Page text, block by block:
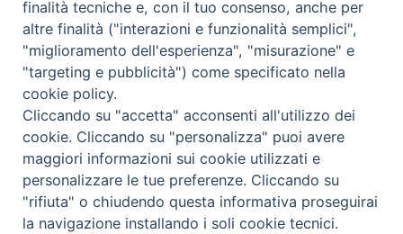
via Amedeo Rossi, 28 - 12100 Cuneo
segreteriagenerale@diocesicuneofossano.it
c.f. 96017380047
finalità tecniche e, con il tuo consenso, anche per
altre finalità ("interazioni e funzionalità semplici",
"miglioramento dell'esperienza", "misurazione" e
"targeting e pubblicità") come specificato nella
cookie policy.
Cliccando su "accetta" acconsenti all'utilizzo dei
cookie. Cliccando su "personalizza" puoi avere
maggiori informazioni sui cookie utilizzati e
personalizzare le tue preferenze. Cliccando su
"rifiuta" o chiudendo questa informativa proseguirai
la navigazione installando i soli cookie tecnici.